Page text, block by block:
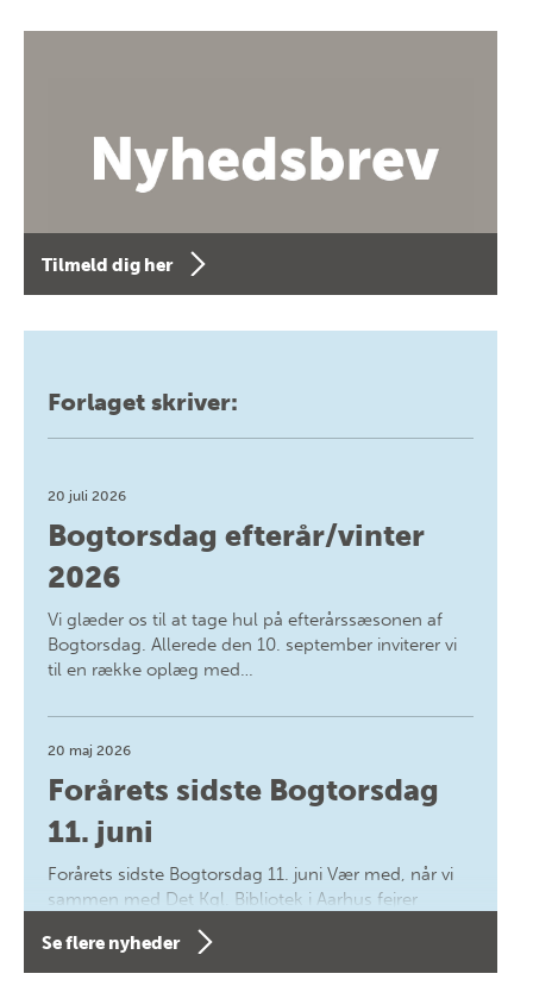
Tilmeld dig her
Forlaget skriver:
20 juli 2026
Bogtorsdag efterår/vinter
2026
Vi glæder os til at tage hul på efterårssæsonen af
Bogtorsdag. Allerede den 10. september inviterer vi
til en række oplæg med…
20 maj 2026
Forårets sidste Bogtorsdag
11. juni
Forårets sidste Bogtorsdag 11. juni Vær med, når vi
sammen med Det Kgl. Bibliotek i Aarhus fejrer
forfatterne bag vores nyes…
Se flere nyheder